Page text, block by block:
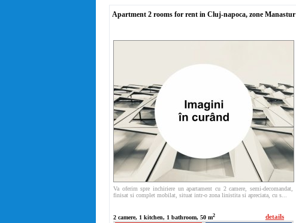
Apartment 2 rooms for rent in Cluj-napoca, zone Manastur
Va oferim spre inchiriere un apartament cu 2 camere, semi-decomandat,
finisat si complet mobilat, situat intr-o zona linistita si apreciata, cu s...
2 camere, 1 kitchen, 1 bathroom, 50 m2 details